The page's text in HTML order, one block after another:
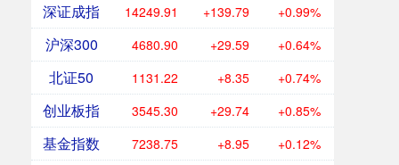
深证成指 14250.75 +140.62 +1.00%
沪深300 4681.14 +29.83 +0.64%
北证50 1131.23 +8.36 +0.74%
创业板指 3545.72 +30.16 +0.86%
基金指数 7238.72 +8.92 +0.12%